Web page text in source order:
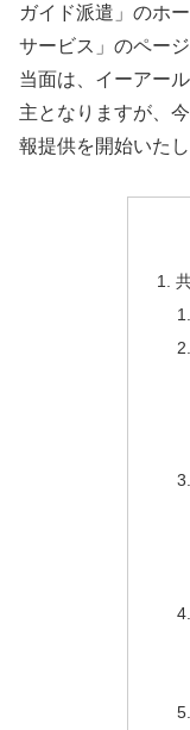
ガイド派遣」のホ
サービス」のペー
当面は、イーアー
主となりますが、
報提供を開始いたし